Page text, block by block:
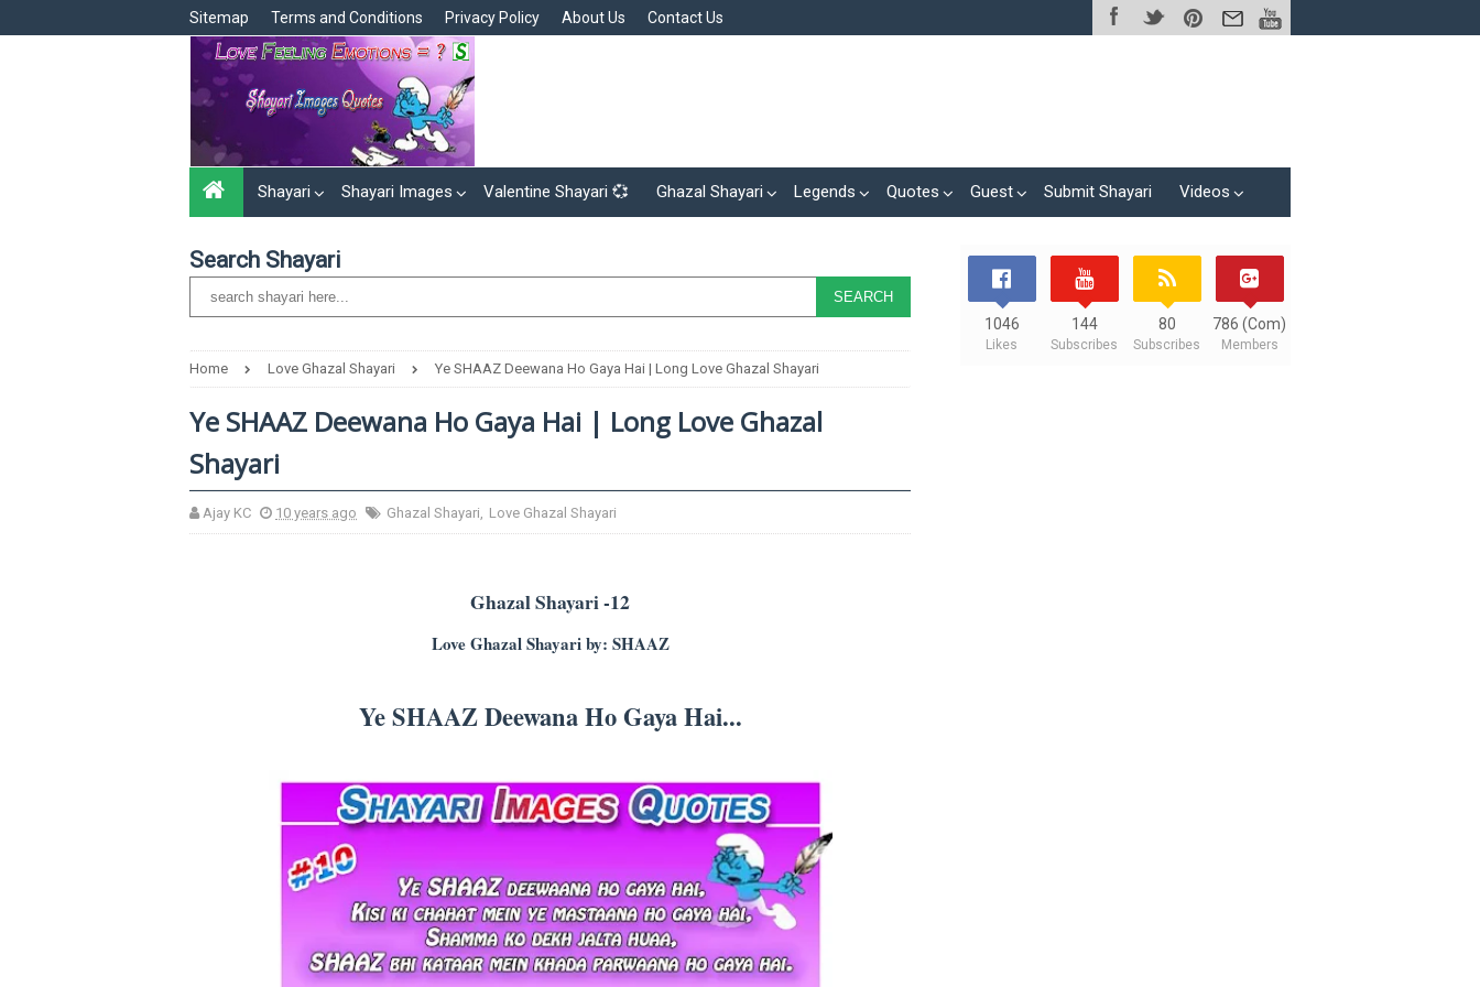
Sitemap Terms and Conditions Privacy Policy About Us Contact Us
Shayari Shayari Images Valentine Shayari 💞 Ghazal Shayari Legends Quotes Guest Submit Shayari Videos
Search Shayari
Home Love Ghazal Shayari Ye SHAAZ Deewana Ho Gaya Hai | Long Love Ghazal Shayari
Ye SHAAZ Deewana Ho Gaya Hai | Long Love Ghazal
Shayari
Ajay KC 10 years ago Ghazal Shayari, Love Ghazal Shayari
Ghazal Shayari -12
Love Ghazal Shayari by: SHAAZ
Ye SHAAZ Deewana Ho Gaya Hai...
1046
Likes
144
Subscribes
80
Subscribes
786 (Com)
Members